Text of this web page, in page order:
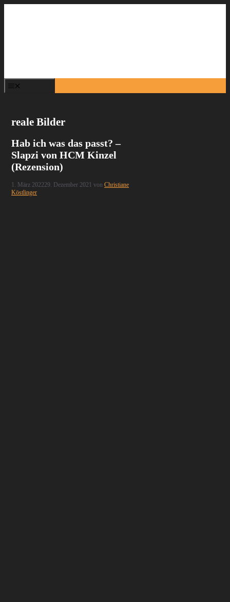
reale Bilder
Hab ich was das passt? –
Slapzi von HCM Kinzel
(Rezension)
1. März 202229. Dezember 2021 vonChristiane
Köstlinger